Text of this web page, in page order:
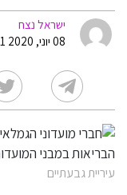
ישראל נצח
08 יוני, 2020 12:01
עיריית גבעתיים